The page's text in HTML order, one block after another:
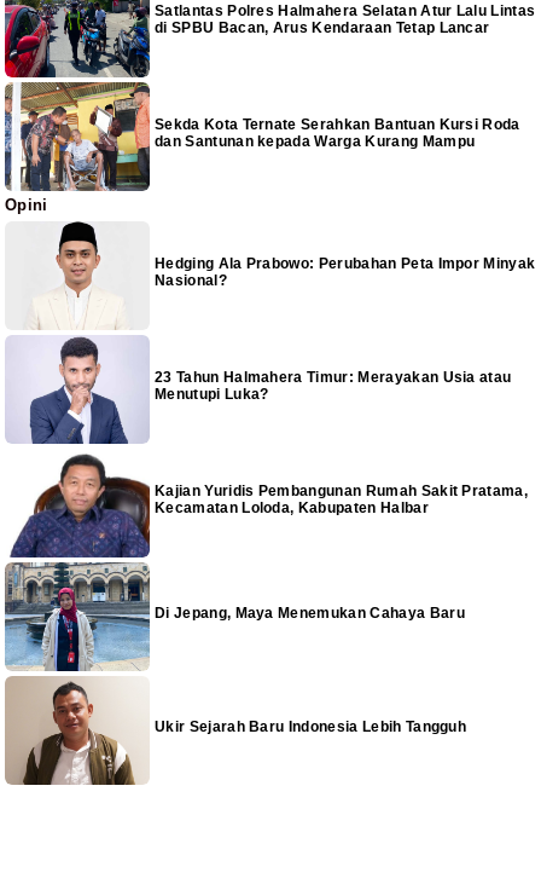
Satlantas Polres Halmahera Selatan Atur Lalu Lintas
di SPBU Bacan, Arus Kendaraan Tetap Lancar
Sekda Kota Ternate Serahkan Bantuan Kursi Roda
dan Santunan kepada Warga Kurang Mampu
Opini
Hedging Ala Prabowo: Perubahan Peta Impor Minyak
Nasional?
23 Tahun Halmahera Timur: Merayakan Usia atau
Menutupi Luka?
Kajian Yuridis Pembangunan Rumah Sakit Pratama,
Kecamatan Loloda, Kabupaten Halbar
Di Jepang, Maya Menemukan Cahaya Baru
Ukir Sejarah Baru Indonesia Lebih Tangguh